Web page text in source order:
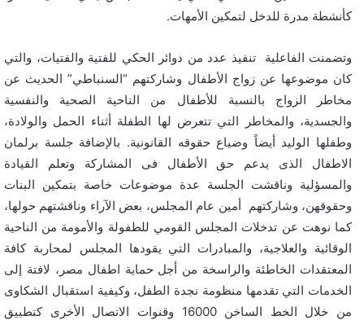
كأنشطة مدرة للدخل لتمكين الأمهات.
وتضمنت الفاعلية تنفيذ عدد من دوائر الحكي للفتية والفتيات، والتي
كان موضوعها عن زواج الأطفال وشاركتهم “السنباطي” الحديث عن
مخاطر الزواج بالنسبة للأطفال من الناحية الصحية والنفسية
والجسدية، والمخاطر التي تتعرض لها الطفلة أثناء الحمل والولادة،
وطفلها الوليد أيضاً وضياع حقوقه القانونية. بالإضافة جلسة برلمان
الاطفال الذى يدعم حق الأطفال فى المشاركة وتعلم القيادة
والمسؤلية وناقشت الجلسة عدة موضوعات خاصة بتمكين البنات
وحقوقهن، وشاركتهم أمين عام المجلس، بعض الآراء وناقشتهم حولها،
كما نوهت عن تدخلات المجلس القومي للطفولة والأمومة من الناحية
الوقائية والعلاجية، والمبادرات التي يقودها المجلس لمحاربة كافة
المعتقدات الخاطئة والراسخة من أجل حماية اطفال مصر، لافتة إلى
الخدمات التي تقدمها منظومة نجدة الطفل، وكيفية استقبال الشكاوى
من خلال الخط الساخن 16000 وقنوات الاتصال الأخرى كتطبيق